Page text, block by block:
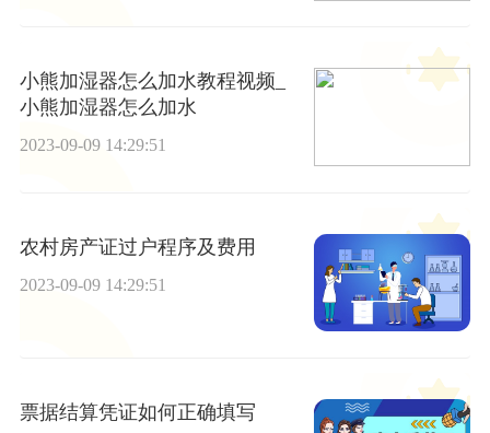
小熊加湿器怎么加水教程视频_
小熊加湿器怎么加水
2023-09-09 14:29:51
农村房产证过户程序及费用
2023-09-09 14:29:51
票据结算凭证如何正确填写